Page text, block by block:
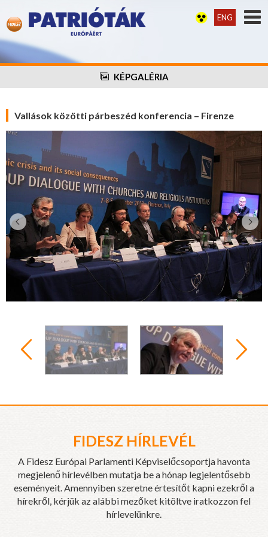
ENG
KÉPGALÉRIA
Vallások közötti párbeszéd konferencia – Firenze
FIDESZ HÍRLEVÉL
A Fidesz Európai Parlamenti Képviselőcsoportja havonta
megjelenő hírlevélben mutatja be a hónap legjelentősebb
eseményeit. Amennyiben szeretne értesítőt kapni ezekről a
hírekről, kérjük az alábbi mezőket kitöltve iratkozzon fel
hírlevelünkre.